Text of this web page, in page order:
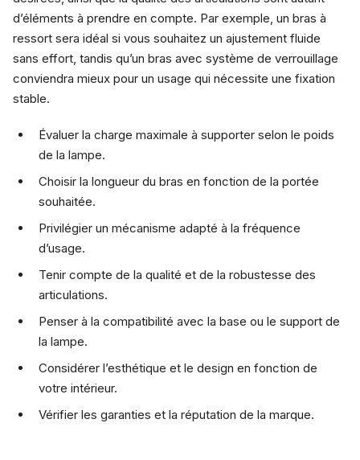
d’éléments à prendre en compte. Par exemple, un bras à
ressort sera idéal si vous souhaitez un ajustement fluide
sans effort, tandis qu’un bras avec système de verrouillage
conviendra mieux pour un usage qui nécessite une fixation
stable.
Évaluer la charge maximale à supporter selon le poids
de la lampe.
Choisir la longueur du bras en fonction de la portée
souhaitée.
Privilégier un mécanisme adapté à la fréquence
d’usage.
Tenir compte de la qualité et de la robustesse des
articulations.
Penser à la compatibilité avec la base ou le support de
la lampe.
Considérer l’esthétique et le design en fonction de
votre intérieur.
Vérifier les garanties et la réputation de la marque.